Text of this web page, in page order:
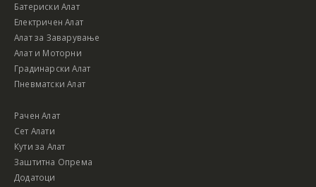
Батериски Алат
Електричен Алат
Алат за Заварување
Алат и Моторни
Градинарски Алат
Пневматски Алат
Рачен Алат
Сет Алати
Кути за Алат
Заштитна Опрема
Додатоци